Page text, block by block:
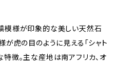
模様が印象的な美しい天然石
が虎の目のように見える「シャト
徴。主な産地は南アフリカ、オ